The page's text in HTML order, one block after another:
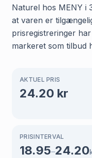
Naturel hos MENY i
at varen er
prisregistreringer
markeret som tilbud
AKTUEL PRIS
24.20 kr
PRISINTERVAL
18.95–24.20